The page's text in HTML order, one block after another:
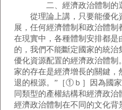
二、經濟政治體制的
從理論上講，只要能優化
展，任何經濟體制和政治體制
在現實中，各種體制安排都是
的，我們不能斷定國家的統治
優化資源配置的經濟政治體制
家的存在是經濟增長的關鍵，
退的根源。”［①ｂ］因為國
同類型的產權結構和經濟政
經濟政治體制在不同的文化背